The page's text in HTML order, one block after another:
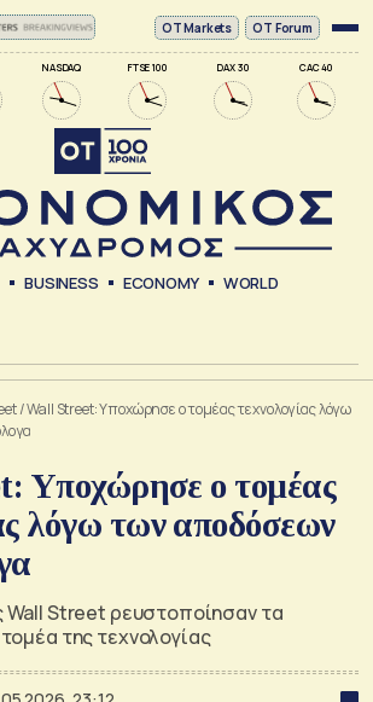
NASDAQ FTSE 100 DAX 30 CAC 40
ΟΤ Markets OT Forum
BUSINESS ECONOMY WORLD
/Wall Street: Yποχώρησε ο τομέας τεχνολογίας λόγω
Yποχώρησε ο τομέας
λόγω των αποδόσεων
Wall Street ρευστοποίησαν τα
της τεχνολογίας